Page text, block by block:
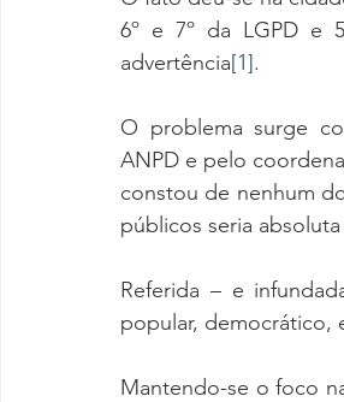
6º e 7º da LGPD e
advertência[1].
O problema surge
ANPD e pelo
constou de nenhum
públicos seria
Referida – e
popular, democrático,
Mantendo-se o foco